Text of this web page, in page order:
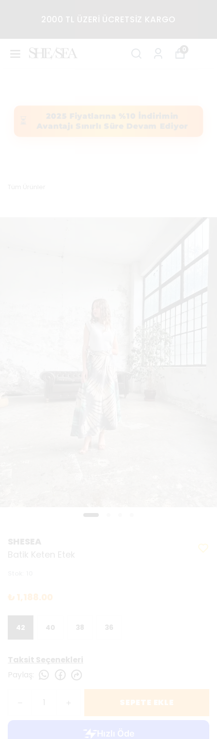
2000 TL ÜZERİ ÜCRETSİZ KARGO
0
₺ 1,188.00
42 40 38 36
Taksit Seçenekleri
Paylaş
SEPETE EKLE